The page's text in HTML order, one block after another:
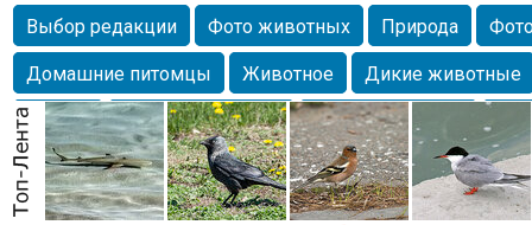
Выбор редакции Фото животных Природа
Домашние питомцы
Животное
Дикие животные
Собаки
Alexanderandronik Млекопитающие
Морда
Собачка Осень Портрет
Домашние
Насекомое
Коты Lebert Дикие птицы Утка